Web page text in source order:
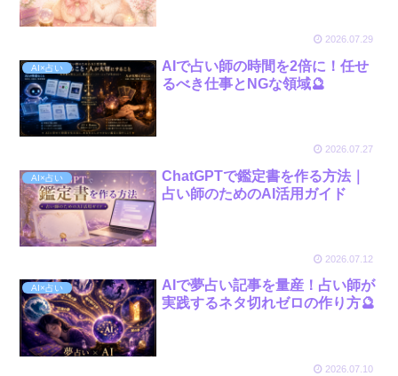
2026.07.29
AI×占い
AIで占い師の時間を2倍に！任せ
るべき仕事とNGな領域🔮
2026.07.27
AI×占い
ChatGPTで鑑定書を作る方法｜
占い師のためのAI活用ガイド
2026.07.12
AI×占い
AIで夢占い記事を量産！占い師が
実践するネタ切れゼロの作り方🔮
2026.07.10